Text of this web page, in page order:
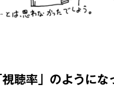
聴率」のようにな